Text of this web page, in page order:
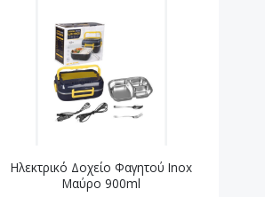
Ηλεκτρικό Δοχείο Φαγητού Inox
Μαύρο 900ml